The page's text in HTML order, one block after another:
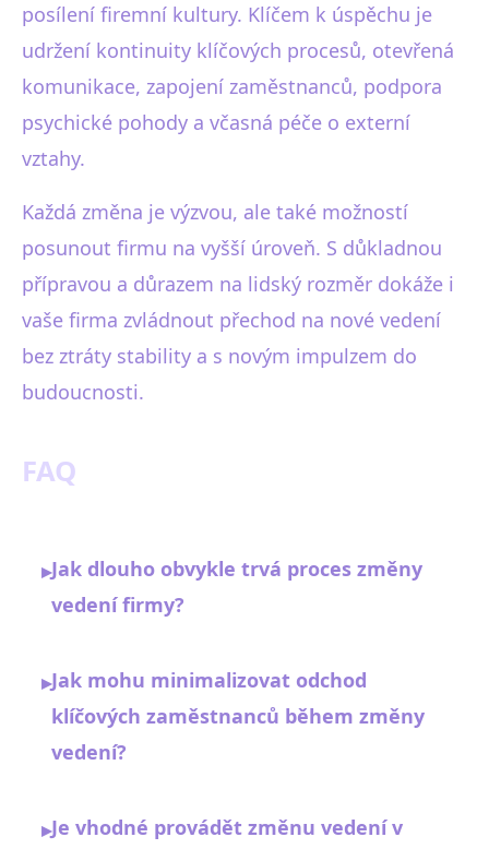
posílení firemní kultury. Klíčem k úspěchu je
udržení kontinuity klíčových procesů, otevřená
komunikace, zapojení zaměstnanců, podpora
psychické pohody a včasná péče o externí
vztahy.
Každá změna je výzvou, ale také možností
posunout firmu na vyšší úroveň. S důkladnou
přípravou a důrazem na lidský rozměr dokáže i
vaše firma zvládnout přechod na nové vedení
bez ztráty stability a s novým impulzem do
budoucnosti.
FAQ
▸Jak dlouho obvykle trvá proces změny
vedení firmy?
▸Jak mohu minimalizovat odchod
klíčových zaměstnanců během změny
vedení?
▸Je vhodné provádět změnu vedení v